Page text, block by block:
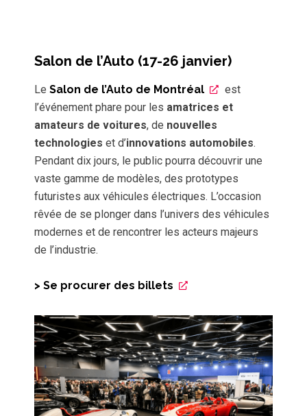
Salon de l’Auto (17-26 janvier)
Le Salon de l’Auto de Montréal
est
l’événement phare pour les amatrices et
amateurs de voitures, de nouvelles
technologies et d’innovations automobiles.
Pendant dix jours, le public pourra découvrir une
vaste gamme de modèles, des prototypes
futuristes aux véhicules électriques. L’occasion
rêvée de se plonger dans l’univers des véhicules
modernes et de rencontrer les acteurs majeurs
de l’industrie.
> Se procurer des billets